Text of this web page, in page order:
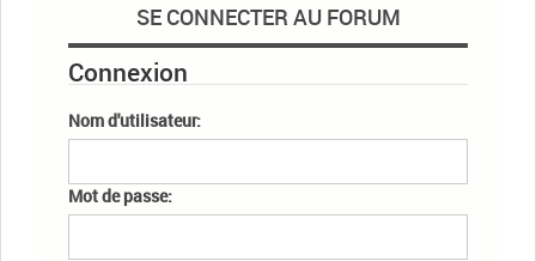
SE CONNECTER AU FORUM
Connexion
Nom d'utilisateur:
Mot de passe: